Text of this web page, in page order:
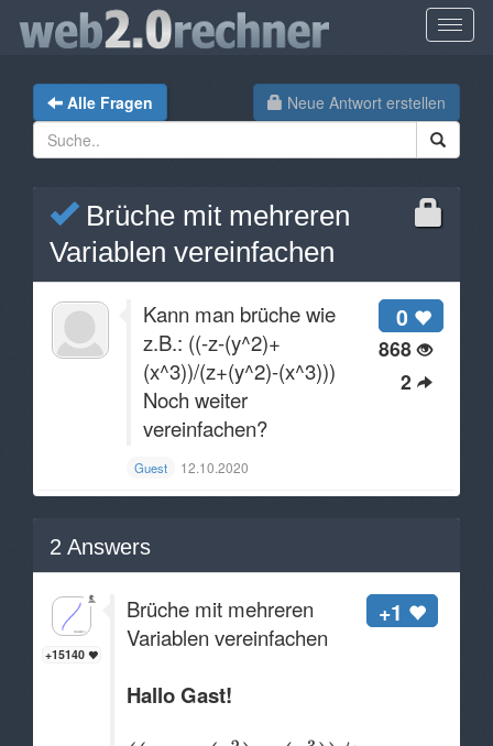
Neue Antwort erstellen
Alle Fragen
Brüche mit mehreren
Variablen vereinfachen
0
868
2
Kann man brüche wie
z.B.: ((-z-(y^2)+
(x^3))/(z+(y^2)-(x^3)))
Noch weiter
vereinfachen?
Guest 12.10.2020
2 Answers
+15140
+1
Brüche mit mehreren
Variablen vereinfachen
Hallo Gast!